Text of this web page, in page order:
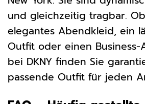
und gleichzeitig tragbar.
elegantes Abendkleid, ein
Outfit oder einen
bei DKNY finden Sie
passende Outfit für jeden